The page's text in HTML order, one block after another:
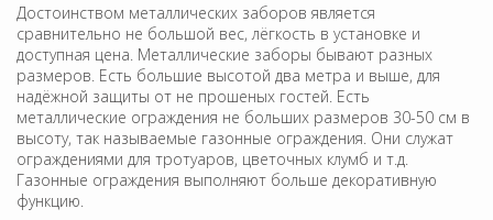
Достоинством металлических заборов является
сравнительно не большой вес, лёгкость в установке и
доступная цена. Металлические заборы бывают разных
размеров. Есть большие высотой два метра и выше, для
надёжной защиты от не прошеных гостей. Есть
металлические ограждения не больших размеров 30-50 см в
высоту, так называемые газонные ограждения. Они служат
ограждениями для тротуаров, цветочных клумб и т.д.
Газонные ограждения выполняют больше декоративную
функцию.